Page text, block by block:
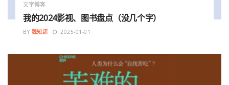
文字博客
我的2024影视、图书盘点（没几个字）
BY 魏知超 2025-01-01